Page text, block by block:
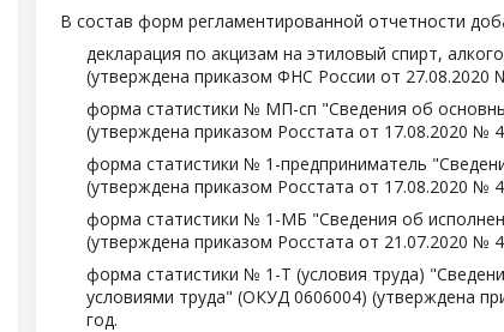
В состав форм регламентированной отчетности
декларация по акцизам на этиловый спирт,
(утверждена приказом ФНС России от 27.08.2020
форма статистики № МП-сп "Сведения об
(утверждена приказом Росстата от 17.08.2020 №
форма статистики № 1-предприниматель
(утверждена приказом Росстата от 17.08.2020 №
форма статистики № 1-МБ "Сведения об
(утверждена приказом Росстата от 21.07.2020 №
форма статистики № 1-Т (условия труда)
условиями труда" (ОКУД 0606004) (утверждена
год.